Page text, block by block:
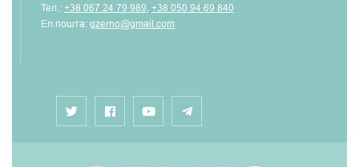
Тел.: +38 067 24 79 989 +38 050 94 69 840
Ел.пошта: gzerno@gmail.com